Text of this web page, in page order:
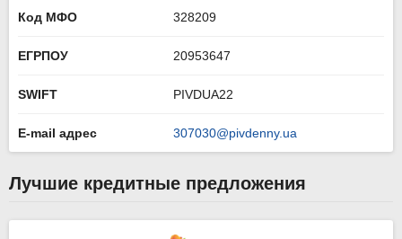
Код МФО 328209
ЕГРПОУ 20953647
SWIFT PIVDUA22
E-mail адрес 307030@pivdenny.ua
Лучшие кредитные предложения